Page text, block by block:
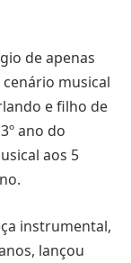
de apenas
musical
e filho de
ano do
aos 5
instrumental,
lançou